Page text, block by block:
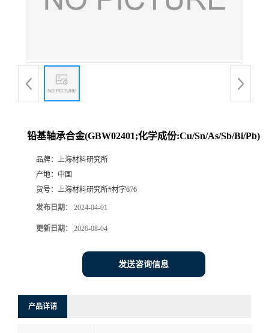
铅基轴承合金(GBW02401;化学成份:Cu/Sn/As/Sb/Bi/Pb)
品牌： 上海材料研究所
产地： 中国
货号： 上海材料研究所#材字676
发布日期： 2024-04-01
更新日期： 2026-08-04
发送咨询信息
产品详请